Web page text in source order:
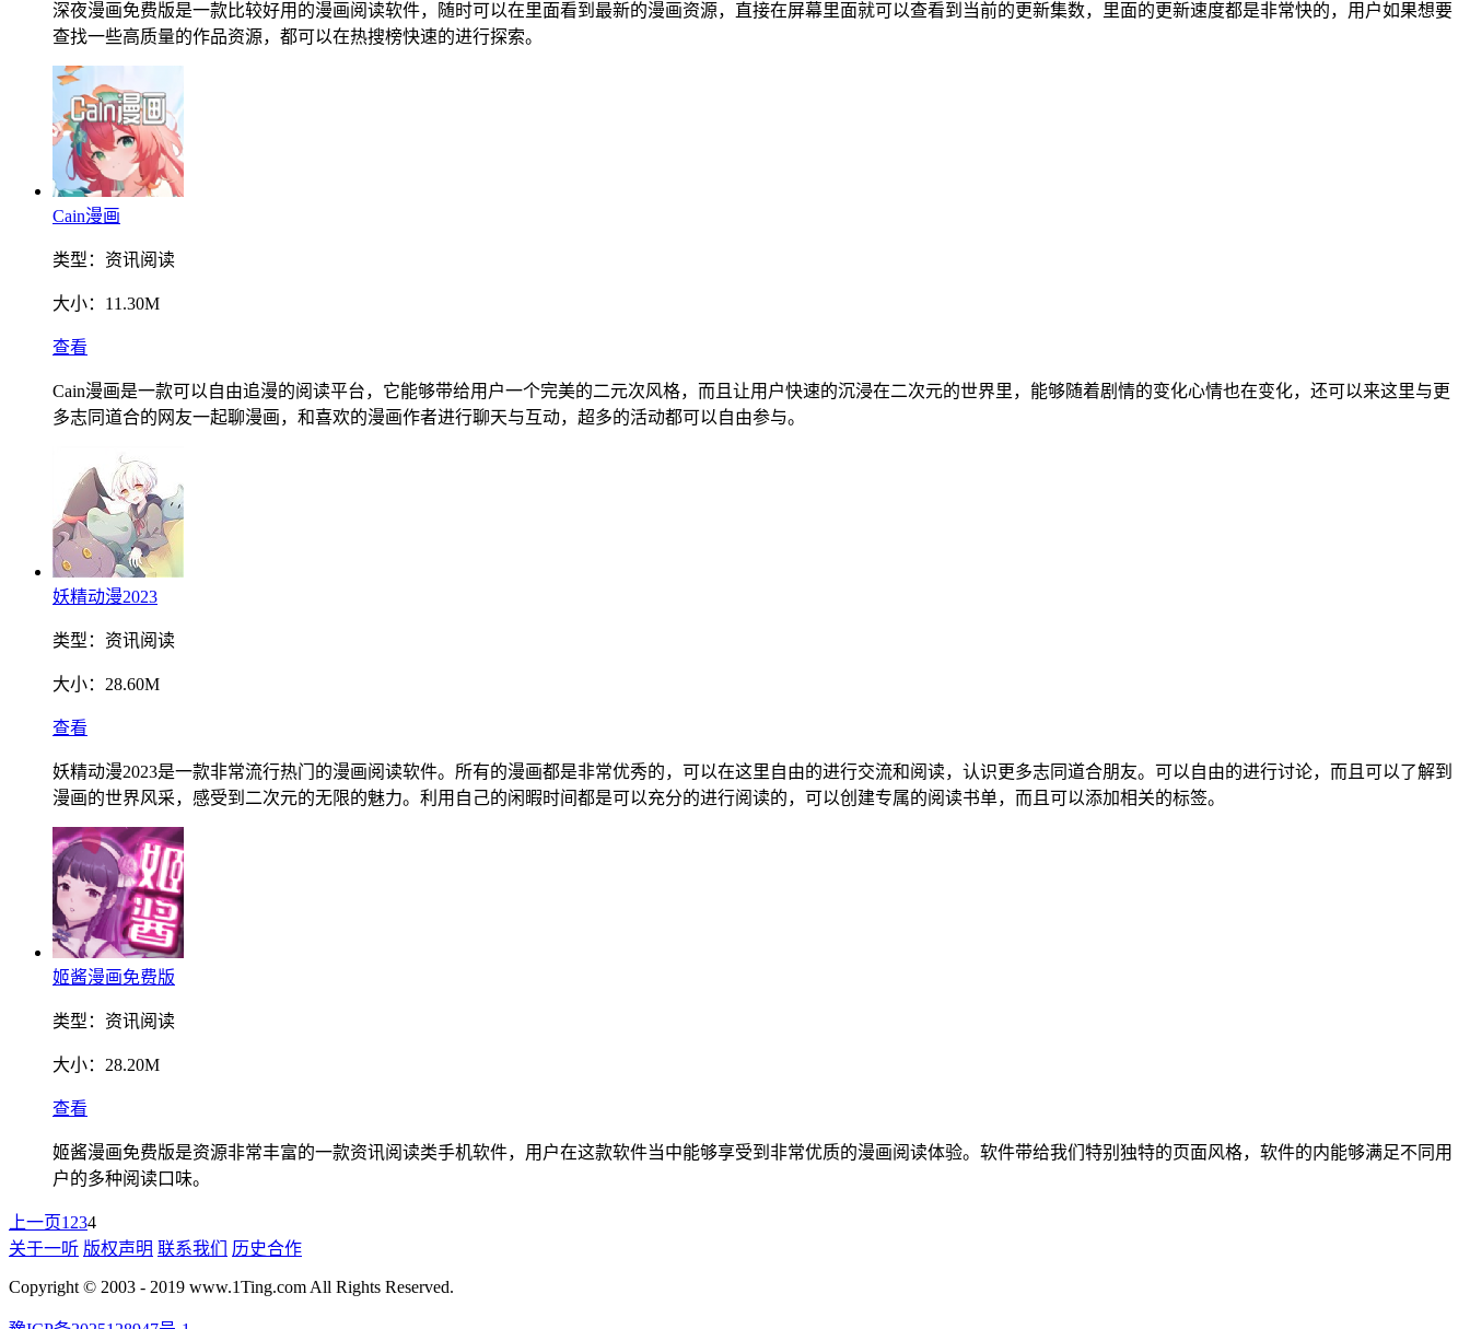
深夜漫画免费版是一款比较好用的漫画阅读软件，随时可以在里面看到最新的漫画资源，直接在屏幕里面就可以查看到当前的更新集数，里面的更新速度都是非常快的，用户如果想要
查找一些高质量的作品资源，都可以在热搜榜快速的进行探索。
Cain漫画
类型： 资讯阅读
大小： 11.30M
查看
Cain漫画是一款可以自由追漫的阅读平台，它能够带给用户一个完美的二元次风格，而且让用户快速的沉浸在二次元的世界里，能够随着剧情的变化心情也在变化，还可以来这里与更
多志同道合的网友一起聊漫画，和喜欢的漫画作者进行聊天与互动，超多的活动都可以自由参与。
妖精动漫2023
类型： 资讯阅读
大小： 28.60M
查看
妖精动漫2023是一款非常流行热门的漫画阅读软件。所有的漫画都是非常优秀的，可以在这里自由的进行交流和阅读，认识更多志同道合朋友。可以自由的进行讨论，而且可以了解到
漫画的世界风采，感受到二次元的无限的魅力。利用自己的闲暇时间都是可以充分的进行阅读的，可以创建专属的阅读书单，而且可以添加相关的标签。
姬酱漫画免费版
类型： 资讯阅读
大小： 28.20M
查看
姬酱漫画免费版是资源非常丰富的一款资讯阅读类手机软件，用户在这款软件当中能够享受到非常优质的漫画阅读体验。软件带给我们特别独特的页面风格，软件的内能够满足不同用
户的多种阅读口味。
上一页1234
关于一听 版权声明 联系我们 历史合作
Copyright © 2003 - 2019 www.1Ting.com All Rights Reserved.